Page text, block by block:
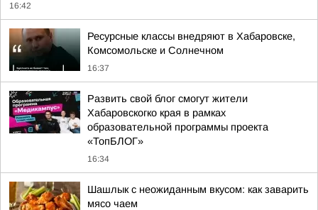
16:42
Ресурсные классы внедряют в Хабаровске,
Комсомольске и Солнечном
16:37
Развить свой блог смогут жители
Хабаровскогко края в рамках
образовательной программы проекта
«ТопБЛОГ»
16:34
Шашлык с неожиданным вкусом: как заварить
мясо чаем